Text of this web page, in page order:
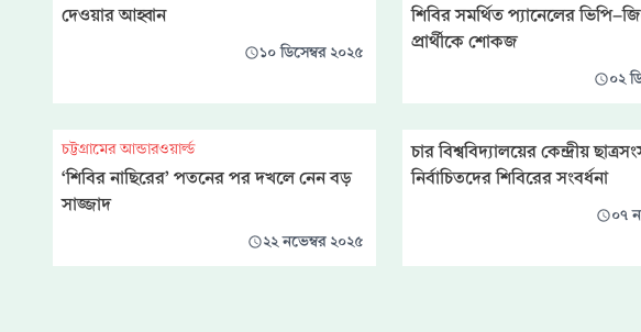
দেওয়ার আহ্বান
১০ ডিসেম্বর ২০২৫
শিবির সমর্থিত প্যানেলের ভিপি-
প্রার্থীকে শোকজ
০২
চট্টগ্রামের আন্ডারওয়ার্ল্ড
‘শিবির নাছিরের’ পতনের পর দখলে নেন বড়
সাজ্জাদ
২২ নভেম্বর ২০২৫
চার বিশ্ববিদ্যালয়ের কেন্দ্রীয়
নির্বাচিতদের শিবিরের সংবর্ধনা
০৭